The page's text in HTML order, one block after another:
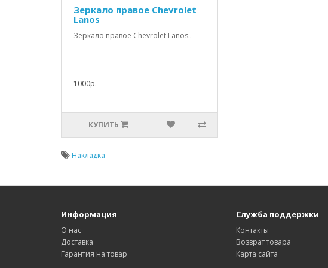
Зеркало правое Chevrolet
Lanos
Зеркало правое Chevrolet Lanos..
1000р.
КУПИТЬ
Накладка
Информация
О нас
Доставка
Гарантия на товар
Служба поддержки
Контакты
Возврат товара
Карта сайта